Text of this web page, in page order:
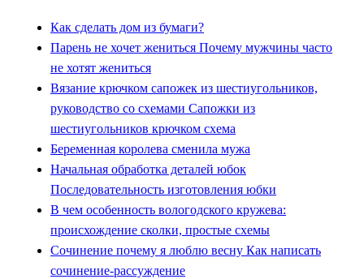
Как сделать дом из бумаги?
Парень не хочет жениться Почему мужчины часто
не хотят жениться
Вязание крючком сапожек из шестиугольников,
руководство со схемами Сапожки из
шестиугольников крючком схема
Беременная королева сменила мужа
Начальная обработка деталей юбок
Последовательность изготовления юбки
В чем особенность вологодского кружева:
происхождение сколки, простые схемы
Сочинение почему я люблю весну Как написать
сочинение-рассуждение